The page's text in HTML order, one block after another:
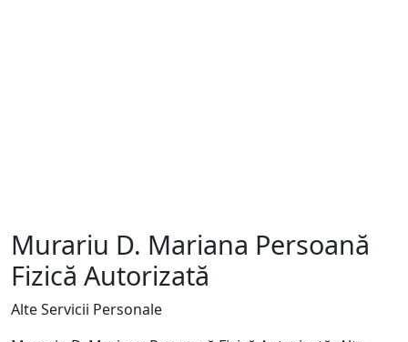
Murariu D. Mariana Persoană
Fizică Autorizată
Alte Servicii Personale